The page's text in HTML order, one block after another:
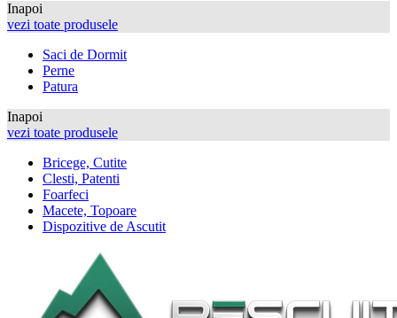
Inapoi
vezi toate produsele
Saci de Dormit
Perne
Patura
Inapoi
vezi toate produsele
Bricege, Cutite
Clesti, Patenti
Foarfeci
Macete, Topoare
Dispozitive de Ascutit